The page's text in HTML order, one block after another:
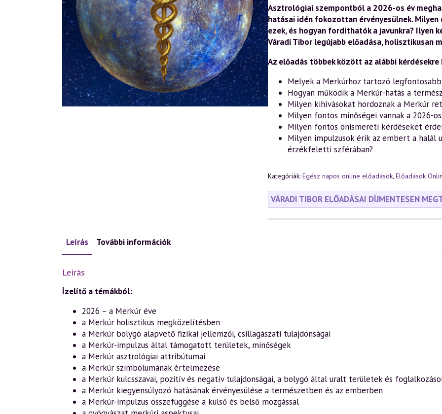
a
MERKÚR
titkai
az
önismeret,
a
az
a
szellemtudomány
fényében
(2026.03.14.)
mennyiség
Asztrológiai szempontból a 2026-os év
hatásai idén fokozottan érvényesülnek.
ezek, és hogyan fordíthatók a javunkra? Ilyen
Váradi Tibor legújabb előadása, holisztikusan
Az előadás többek között az alábbi
Melyek a Merkúrhoz tartozó
Hogyan működik a Merkúr-hatás a
Milyen kihívásokat hordoznak a Merkúr
Milyen fontos minőségei vannak a 2026-
Milyen fontos önismereti kérdéseket
Milyen impulzusok érik az embert a
érzékfeletti szférában?
Kategóriák: Egész napos online előadások, Előadások
VÁRADI TIBOR ELŐADÁSAI DÍJMENTESEN
Leírás További információk
Leírás
Ízelítő a témákból:
2026 – a Merkúr éve
a Merkúr holisztikus megközelítésben
a Merkúr bolygó alapvető fizikai jellemzői, csillagászati tulajdonságai
a Merkúr-impulzus által támogatott területek, minőségek
a Merkúr asztrológiai attribútumai
a Merkúr szimbólumának értelmezése
a Merkúr kulcsszavai, pozitív és negatív tulajdonságai, a bolygó által uralt területek és
a Merkúr kiegyensúlyozó hatásának érvényesülése a természetben és az emberben
a Merkúr-impulzus összefüggése a külső és belső mozgással